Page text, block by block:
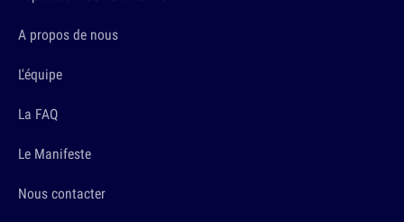
A propos de nous
L'équipe
La FAQ
Le Manifeste
Nous contacter